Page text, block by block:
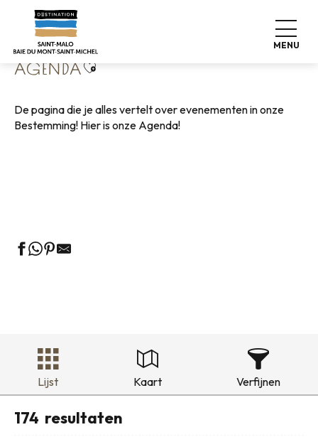
contenu
principal
MENU
Home Wonen zoals thuis
AGENDAAjouter aux favoris
De pagina die je alles vertelt over evenementen in onze
Bestemming! Hier is onze Agenda!
Lijst Kaart Verfijnen
174 resultaten